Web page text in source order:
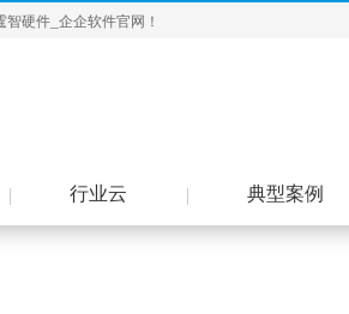
硬件_企企软件官网！
行业云 典型案例